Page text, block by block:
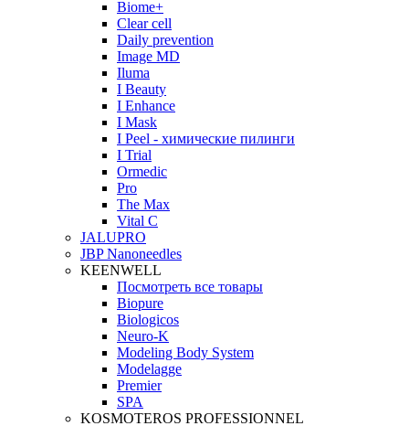
Biome+
Clear cell
Daily prevention
Image MD
Iluma
I Beauty
I Enhance
I Mask
I Peel - химические пилинги
I Trial
Ormedic
Pro
The Max
Vital C
JALUPRO
JBP Nanoneedles
KEENWELL
Посмотреть все товары
Biopure
Biologicos
Neuro‑K
Modeling Body System
Modelagge
Premier
SPA
KOSMOTEROS PROFESSIONNEL